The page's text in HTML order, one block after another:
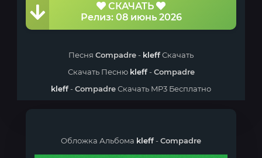
СКАЧАТЬ
Релиз: 08 июнь 2026
Песня Compadre- kleffСкачать
Скачать Песню kleff-Compadre
kleff-CompadreСкачать MP3 Бесплатно
Обложка Альбома kleff-Compadre